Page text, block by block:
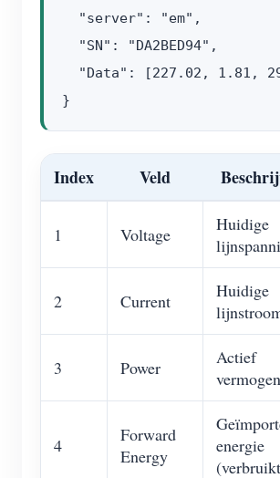
  "server": "em",
  "SN": "DA2BED94",
"Data": [227.02, 1.81,
Index Veld
1 Voltage
Huidige
2 Current
Huidige
3 Power
Actief
vermogen
4
Forward
Energy
energie